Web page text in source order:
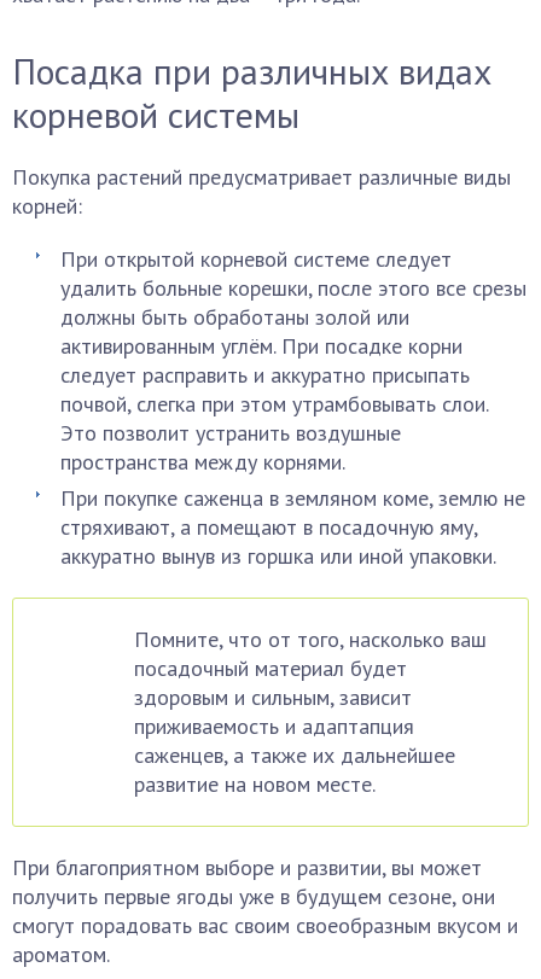
Посадка при различных видах
корневой системы
Покупка растений предусматривает различные виды
корней:
При открытой корневой системе следует
удалить больные корешки, после этого все срезы
должны быть обработаны золой или
активированным углём. При посадке корни
следует расправить и аккуратно присыпать
почвой, слегка при этом утрамбовывать слои.
Это позволит устранить воздушные
пространства между корнями.
При покупке саженца в земляном коме, землю не
стряхивают, а помещают в посадочную яму,
аккуратно вынув из горшка или иной упаковки.
Помните, что от того, насколько ваш
посадочный материал будет
здоровым и сильным, зависит
приживаемость и адаптапция
саженцев, а также их дальнейшее
развитие на новом месте.
При благоприятном выборе и развитии, вы может
получить первые ягоды уже в будущем сезоне, они
смогут порадовать вас своим своеобразным вкусом и
ароматом.